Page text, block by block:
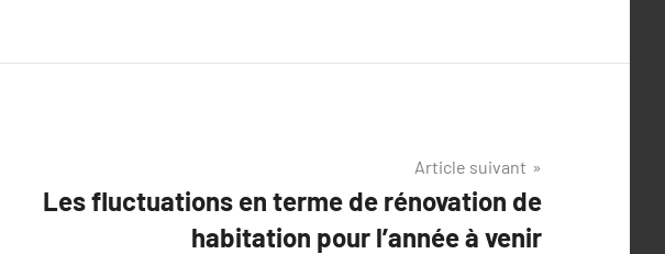
Article suivant
Les fluctuations en terme de rénovation de
habitation pour l’année à venir